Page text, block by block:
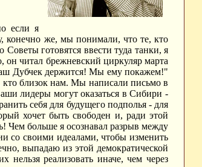
если я
конечно же, мы понимали, что те, кто
готовятся ввести туда танки, я
читал брежневский циркуляр марта
Дубчек держится! Мы ему покажем!"
кто близок нам. Мы написали письмо в
лидеры могут оказаться в Сибири -
себя для будущего подполья - для
хочет быть свободен и, ради этой
Чем больше я осознавал разрыв между
со своими идеалами, чтобы изменить
выпадаю из этой демократической
реализовать иначе, чем через